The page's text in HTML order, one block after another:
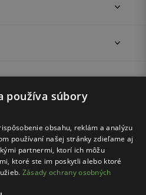
používa súbory
obsahu, reklám a analýzu
používaní našej stránky zdieľame aj
partnermi, ktorí ich môžu
ktoré ste im poskytli alebo ktoré
Zásady ochrany osobných